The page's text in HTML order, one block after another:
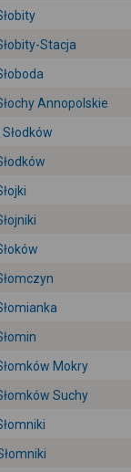
Stacja
Annopolskie
Mokry
Suchy